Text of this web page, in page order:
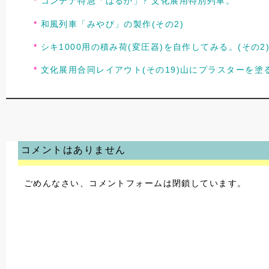
和風列車「みやび」の製作(その2)
シキ1000用の積み荷(変圧器)を自作してみる。(その
文化展用合同レイアウト(その19)山にプラスターを塗
コメントはありません
ごめんなさい、コメントフォームは閉鎖しています。